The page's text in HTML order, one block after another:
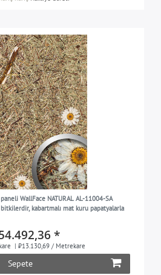
WallFace NATURAL AL-11004-SA
kabartmalı mat kuru papatyalarla
*
| ₺13.130,69 / Metrekare
Sepete